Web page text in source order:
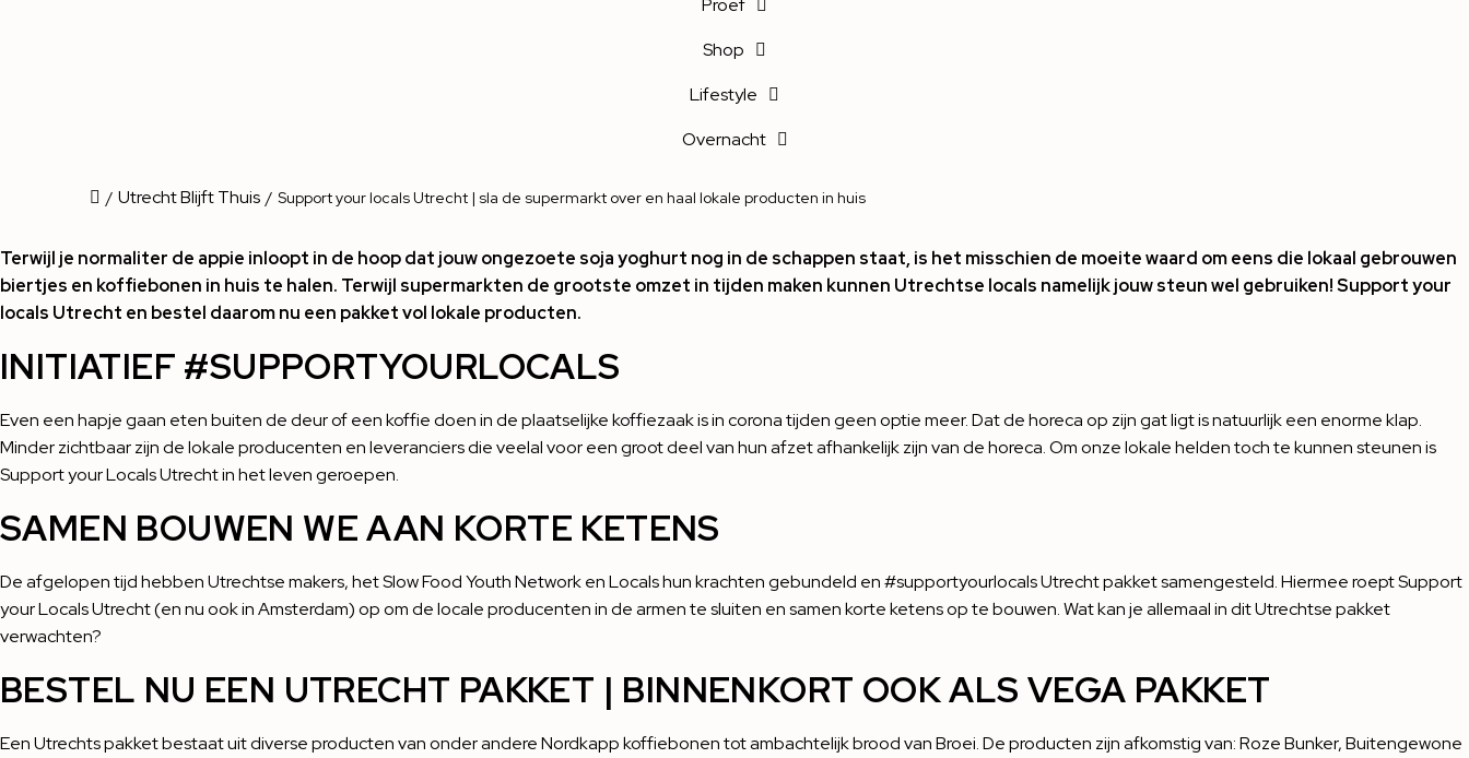
Proef
Shop
Lifestyle
Overnacht
/ Utrecht Blijft Thuis / Support your locals Utrecht | sla de supermarkt over en haal lokale producten in huis
Terwijl je normaliter de appie inloopt in de hoop dat jouw ongezoete soja yoghurt nog in de schappen staat, is het misschien de moeite waard om eens die lokaal gebrouwen
biertjes en koffiebonen in huis te halen. Terwijl supermarkten de grootste omzet in tijden maken kunnen Utrechtse locals namelijk jouw steun wel gebruiken! Support your
locals Utrecht en bestel daarom nu een pakket vol lokale producten.
INITIATIEF #SUPPORTYOURLOCALS
Even een hapje gaan eten buiten de deur of een koffie doen in de plaatselijke koffiezaak is in corona tijden geen optie meer. Dat de horeca op zijn gat ligt is natuurlijk een enorme klap.
Minder zichtbaar zijn de lokale producenten en leveranciers die veelal voor een groot deel van hun afzet afhankelijk zijn van de horeca. Om onze lokale helden toch te kunnen steunen is
Support your Locals Utrechtin het leven geroepen.
SAMEN BOUWEN WE AAN KORTE KETENS
De afgelopen tijd hebben Utrechtse makers, hetSlow Food Youth Networken Locals hun krachten gebundeld en #supportyourlocals Utrecht pakket samengesteld. Hiermee roept Support
your Locals Utrecht (en nu ook in Amsterdam) op om de locale producenten in de armen te sluiten en samen korte ketens op te bouwen. Wat kan je allemaal in dit Utrechtse pakket
verwachten?
BESTEL NU EEN UTRECHT PAKKET | BINNENKORT OOK ALS VEGA PAKKET
Een Utrechts pakket bestaat uit diverse producten van onder andere Nordkapp koffiebonen tot ambachtelijk brood van Broei. De producten zijn afkomstig van:Roze Bunker,Buitengewone